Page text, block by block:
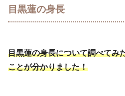
目黒蓮の身長
目黒蓮の身長について調べてみ
ことが分かりました！